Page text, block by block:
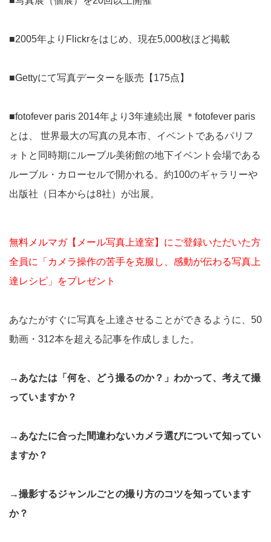
■2005年よりFlickrをはじめ、現在5,000枚ほど掲載
■Gettyにて写真データーを販売【175点】
■fotofever paris 2014年より3年連続出展 ＊fotofever paris
とは、 世界最大の写真の見本市、イベントであるパリフ
ォトと同時期にルーブル美術館の地下イベント会場である
ルーブル・カローセルで開かれる。約100のギャラリーや
出版社（日本からは8社）が出展。
無料メルマガ【メール写真上達室】にご登録いただいた方
全員に「カメラ操作の苦手を克服し、感動が伝わる写真上
達レシピ」をプレゼント
あなたがすぐに写真を上達させることができるように、50
動画・312本を超える記事を作成しました。
→あなたは「何を、どう撮るのか？」わかって、考えて撮
っていますか？
→あなたに合った間違わないカメラ選びについて知ってい
ますか？
→撮影するジャンルごとの撮り方のコツを知っています
か？